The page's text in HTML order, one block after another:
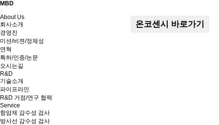
MBD
Menu
About Us
회사소개
경영진
미션/비젼/정체성
연혁
특허/인증/논문
오시는길
R&D
기술소개
파이프라인
R&D 거점/연구 협력
Service
항암제 감수성 검사
방사선 감수성 검사
온코센시 바로가기